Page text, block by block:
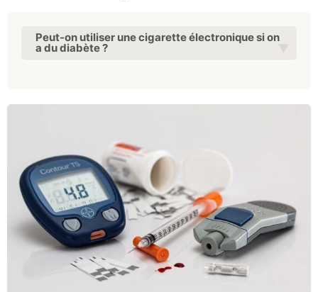
Peut-on utiliser une cigarette électronique si on
a du diabète ?